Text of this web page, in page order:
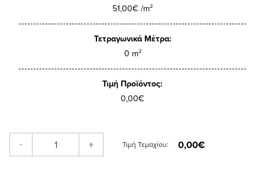
51,00€ /m²
Τετραγωνικά Μέτρα:
0 m²
Τιμή Προϊόντος:
0,00€
- + Τιμή Τεμαχίου: 0,00€